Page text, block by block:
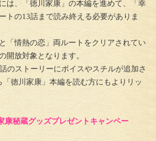
は、「徳川家康」の本編を進めて、「幸
トの13話まで読み終える必要がありま
「情熱の恋」両ルートをクリアされてい
開放対象となります。
のストーリーにボイスやスチルが追加さ
徳川家康」本編を読む方にもよりリッ
康秘蔵グッズプレゼントキャンペー